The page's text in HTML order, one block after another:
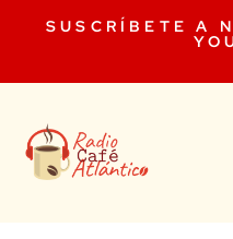
SUSCRÍBETE A